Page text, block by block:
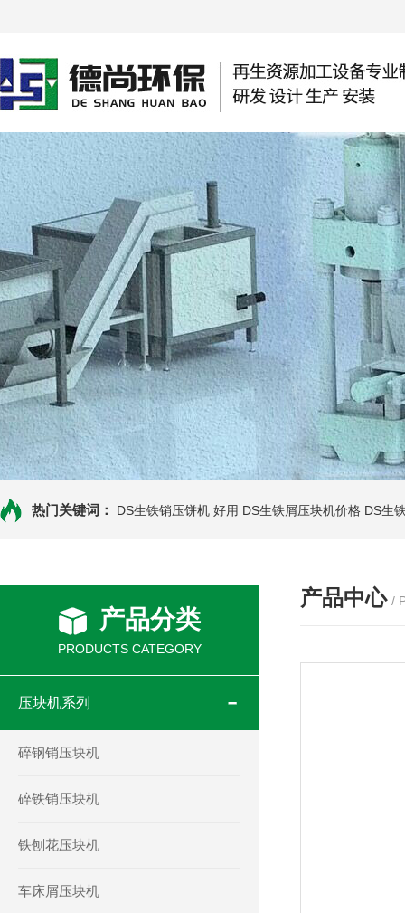
热门关键词： DS生铁销压饼机 好用 DS生铁屑压块机价格 DS生
产品分类
PRODUCTS CATEGORY
压块机系列
碎钢销压块机
碎铁销压块机
铁刨花压块机
车床屑压块机
产品中心 /